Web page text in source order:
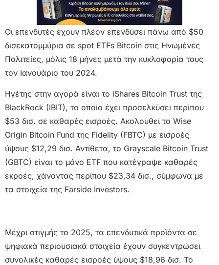
Οι επενδυτές έχουν πλέον επενδύσει πάνω από $50
δισεκατομμύρια σε spot ETFs Bitcoin στις Ηνωμένες
Πολιτείες, μόλις 18 μήνες μετά την κυκλοφορία τους
τον Ιανουάριο του 2024.
Ηγέτης στην αγορά είναι το iShares Bitcoin Trust της
BlackRock (IBIT), το οποίο έχει προσελκύσει περίπου
$53 δισ. σε καθαρές εισροές. Ακολουθεί το Wise
Origin Bitcoin Fund της Fidelity (FBTC) με εισροές
ύψους $12,29 δισ. Αντίθετα, το Grayscale Bitcoin Trust
(GBTC) είναι το μόνο ETF που κατέγραψε καθαρές
εκροές, χάνοντας περίπου $23,34 δισ., σύμφωνα με
τα στοιχεία της Farside Investors.
Μέχρι στιγμής το 2025, τα επενδυτικά προϊόντα σε
ψηφιακά περιουσιακά στοιχεία έχουν συγκεντρώσει
συνολικές καθαρές εισροές ύψους $18,96 δισ. Το